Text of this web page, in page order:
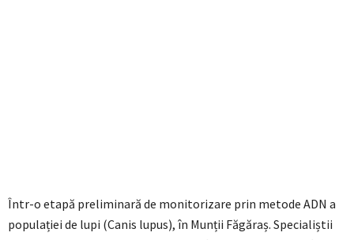
Într-o etapă preliminară de monitorizare prin metode ADN a
populației de lupi (Canis lupus), în Munții Făgăraș. Specialiștii